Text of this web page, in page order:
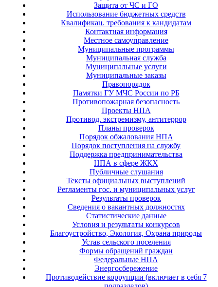
Защита от ЧС и ГО
Использование бюджетных средств
Квалификац. требования к кандидатам
Контактная информация
Местное самоуправление
Муниципальные программы
Муниципальная служба
Муниципальные услуги
Муниципальные заказы
Правопорядок
Памятки ГУ МЧС России по РБ
Противопожарная безопасность
Проекты НПА
Противод. экстремизму, антитеррор
Планы проверок
Порядок обжалования НПА
Порядок поступления на службу
Поддержка предпринимательства
НПА в сфере ЖКХ
Публичные слушания
Тексты официальных выступлений
Регламенты гос. и муниципальных услуг
Результаты проверок
Сведения о вакантных должностях
Статистические данные
Условия и результаты конкурсов
Благоустройство, Экология, Охрана природы
Устав сельского поселения
Формы обращений граждан
Федеральные НПА
Энергосбережение
Противодействие коррупции (включает в себя 7